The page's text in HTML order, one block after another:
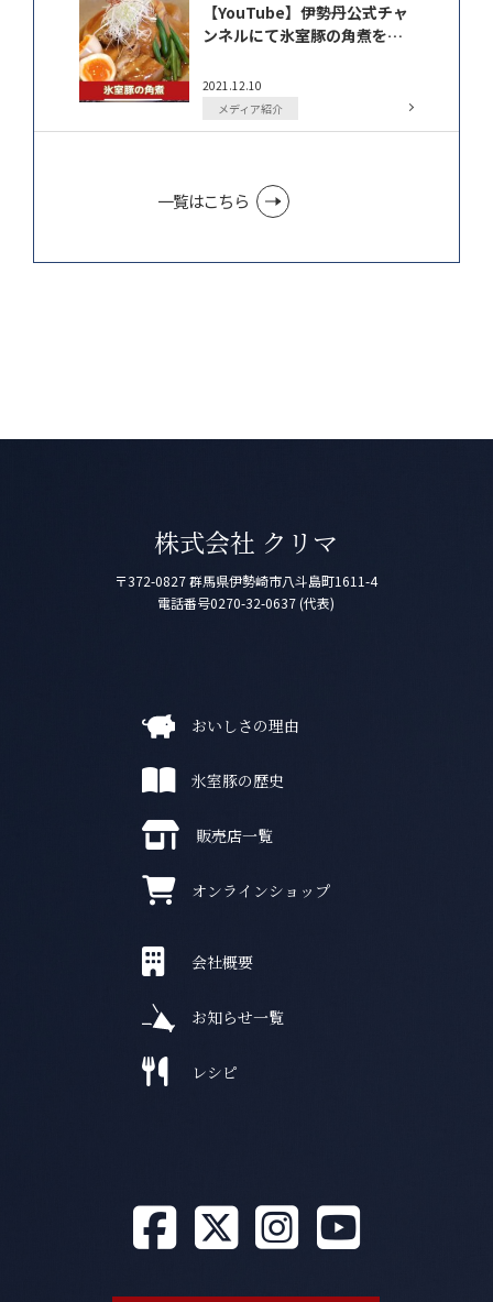
【YouTube】伊勢丹公式チャ
ンネルにて氷室豚の角煮を投
2021.12.10
メディア紹介
一覧はこちら
株式会社 クリマ
〒372-0827群馬県伊勢崎市八斗島町1611-4
電話番号0270-32-0637 (代表)
おいしさの理由
氷室豚の歴史
販売店一覧
オンラインショップ
会社概要
お知らせ一覧
レシピ